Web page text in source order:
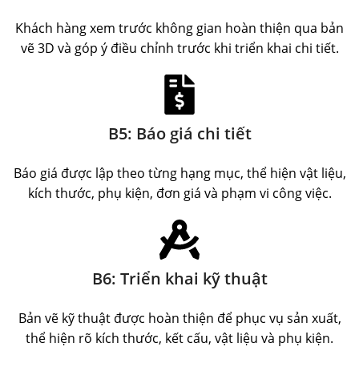
Khách hàng xem trước không gian hoàn thiện qua bản
vẽ 3D và góp ý điều chỉnh trước khi triển khai chi tiết.
B5: Báo giá chi tiết
Báo giá được lập theo từng hạng mục, thể hiện vật liệu,
kích thước, phụ kiện, đơn giá và phạm vi công việc.
B6: Triển khai kỹ thuật
Bản vẽ kỹ thuật được hoàn thiện để phục vụ sản xuất,
thể hiện rõ kích thước, kết cấu, vật liệu và phụ kiện.